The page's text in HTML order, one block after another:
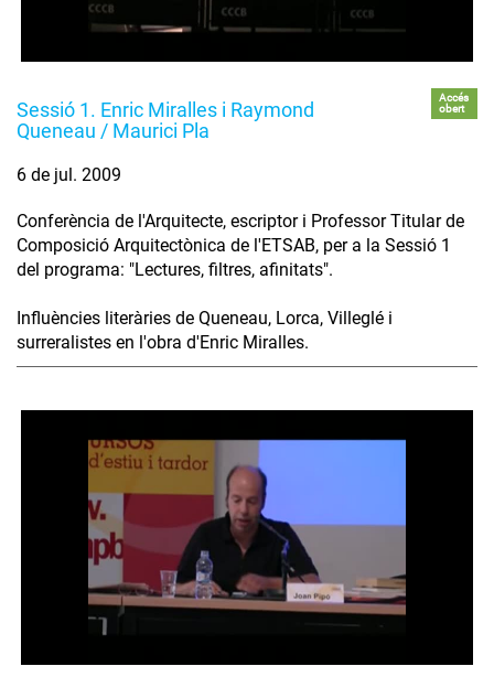
Sessió 1. Enric Miralles i Raymond
Queneau / Maurici Pla
Accés
obert
6 de jul. 2009
Conferència de l'Arquitecte, escriptor i Professor Titular de
Composició Arquitectònica de l'ETSAB, per a la Sessió 1
del programa: "Lectures, filtres, afinitats".
Influències literàries de Queneau, Lorca, Villeglé i
surreralistes en l'obra d'Enric Miralles.